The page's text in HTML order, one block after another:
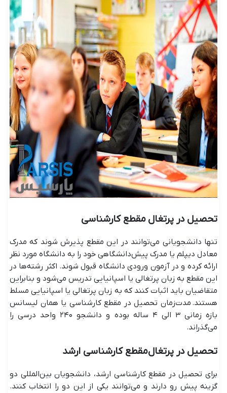
تحصیل در پرتغال مقطع کارشناسی
تنها دانشجویانی می‌توانند در این مقطع پذیرش شوند که مدرک
معادل دیپلم یا مدرک پیش‌دانشگاهی خود را به دانشگاه مورد نظر
ارائه کرده و در آزمون ورودی دانشگاه قبول شوند. اکثر رشته‌ها در
این مقطع به زبان پرتغالی یا اسپانیایی تدریس می‌شود و بنابراین
متقاضیان باید اثبات کنند که به زبان پرتغالی یا اسپانیایی مسلط
هستند. مدت‌زمان تحصیل در مقطع کارشناسی یا همان لیسانس
بازه زمانی ۳ الی ۴ ساله بوده و دانشجو ۲۴۰ واحد درسی را
می‌گذراند.
تحصیل در پرتغال مقطع کارشناسی ارشد
برای تحصیل در مقطع کارشناسی ارشد، دانشجویان بین‌المللی دو
گزینه پیش رو دارند و می‌توانند یکی از این دو را انتخاب کنند.